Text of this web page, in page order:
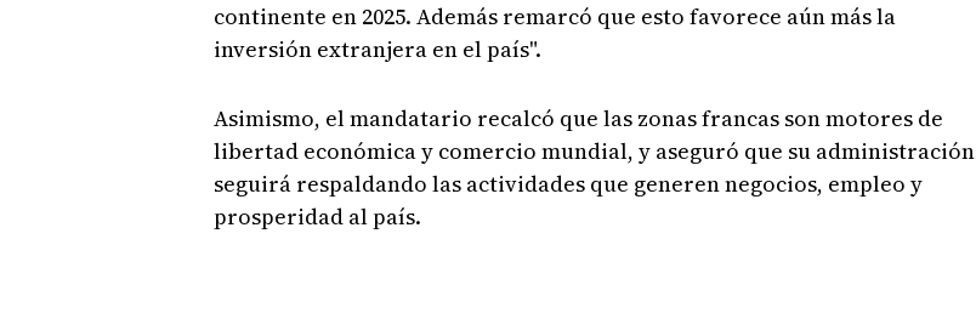
continente en 2025. Además remarcó que esto favorece aún más la
inversión extranjera en el país".
Asimismo, el mandatario recalcó que las zonas francas son motores de
libertad económica y comercio mundial, y aseguró que su administración
seguirá respaldando las actividades que generen negocios, empleo y
prosperidad al país.